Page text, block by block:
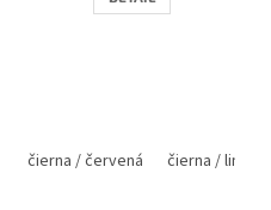
čierna / červená čierna / lime